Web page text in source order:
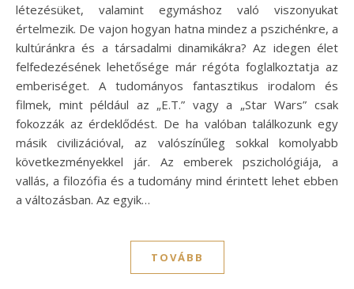
létezésüket, valamint egymáshoz való viszonyukat
értelmezik. De vajon hogyan hatna mindez a pszichénkre, a
kultúránkra és a társadalmi dinamikákra? Az idegen élet
felfedezésének lehetősége már régóta foglalkoztatja az
emberiséget. A tudományos fantasztikus irodalom és
filmek, mint például az „E.T.” vagy a „Star Wars” csak
fokozzák az érdeklődést. De ha valóban találkozunk egy
másik civilizációval, az valószínűleg sokkal komolyabb
következményekkel jár. Az emberek pszichológiája, a
vallás, a filozófia és a tudomány mind érintett lehet ebben
a változásban. Az egyik…
TOVÁBB